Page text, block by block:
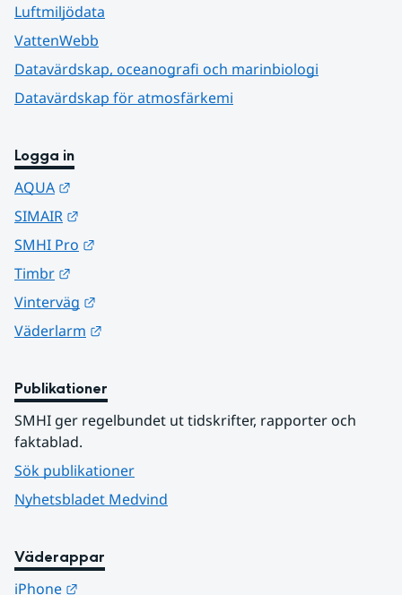
Luftmiljödata
VattenWebb
Datavärdskap, oceanografi och marinbiologi
Datavärdskap för atmosfärkemi
Logga in
AQUA
SIMAIR
SMHI Pro
Timbr
Vinterväg
Väderlarm
Publikationer
SMHI ger regelbundet ut tidskrifter, rapporter och
faktablad.
Sök publikationer
Nyhetsbladet Medvind
Väderappar
iPhone